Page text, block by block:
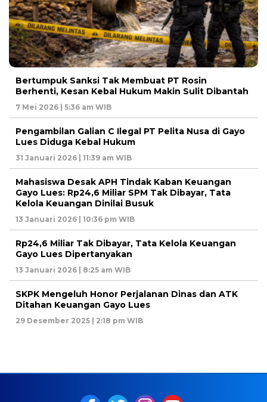
Bertumpuk Sanksi Tak Membuat PT Rosin
Berhenti, Kesan Kebal Hukum Makin Sulit Dibantah
7 Mei 2026 | 5:36 am WIB
Pengambilan Galian C Ilegal PT Pelita Nusa di Gayo
Lues Diduga Kebal Hukum
31 Januari 2026 | 11:39 am WIB
Mahasiswa Desak APH Tindak Kaban Keuangan
Gayo Lues: Rp24,6 Miliar SPM Tak Dibayar, Tata
Kelola Keuangan Dinilai Busuk
13 Januari 2026 | 10:36 pm WIB
Rp24,6 Miliar Tak Dibayar, Tata Kelola Keuangan
Gayo Lues Dipertanyakan
13 Januari 2026 | 8:25 am WIB
SKPK Mengeluh Honor Perjalanan Dinas dan ATK
Ditahan Keuangan Gayo Lues
29 Desember 2025 | 2:18 pm WIB